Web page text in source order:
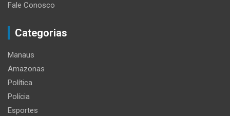
Fale Conosco
Categorias
Manaus
Amazonas
Política
Polícia
Esportes